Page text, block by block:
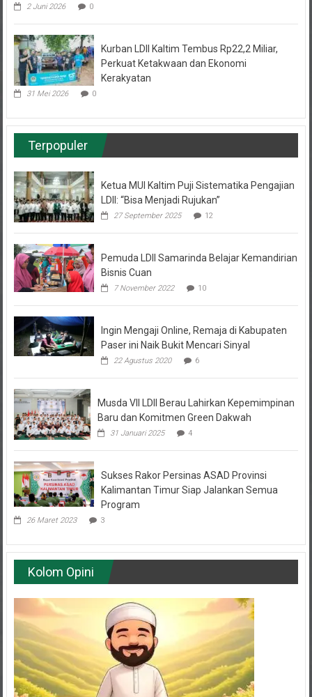
2 Juni 2026 0
Kurban LDII Kaltim Tembus Rp22,2 Miliar,
Perkuat Ketakwaan dan Ekonomi
Kerakyatan
31 Mei 2026 0
Terpopuler
Ketua MUI Kaltim Puji Sistematika Pengajian
LDII: “Bisa Menjadi Rujukan”
27 September 2025 12
Pemuda LDII Samarinda Belajar Kemandirian
Bisnis Cuan
7 November 2022 10
Ingin Mengaji Online, Remaja di Kabupaten
Paser ini Naik Bukit Mencari Sinyal
22 Agustus 2020 6
Musda VII LDII Berau Lahirkan Kepemimpinan
Baru dan Komitmen Green Dakwah
31 Januari 2025 4
Sukses Rakor Persinas ASAD Provinsi
Kalimantan Timur Siap Jalankan Semua
Program
26 Maret 2023 3
Kolom Opini